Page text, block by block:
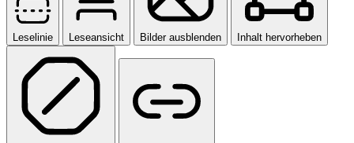
Leselinie Leseansicht Bilder ausblenden Inhalt hervorheben